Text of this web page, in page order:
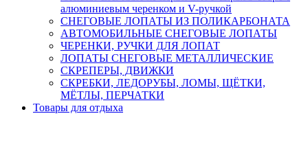
алюминиевым черенком и V-ручкой
СНЕГОВЫЕ ЛОПАТЫ ИЗ ПОЛИКАРБОНАТА
АВТОМОБИЛЬНЫЕ СНЕГОВЫЕ ЛОПАТЫ
ЧЕРЕНКИ, РУЧКИ ДЛЯ ЛОПАТ
ЛОПАТЫ СНЕГОВЫЕ МЕТАЛЛИЧЕСКИЕ
СКРЕПЕРЫ, ДВИЖКИ
СКРЕБКИ, ЛЕДОРУБЫ, ЛОМЫ, ЩЁТКИ,
МЁТЛЫ, ПЕРЧАТКИ
Товары для отдыха